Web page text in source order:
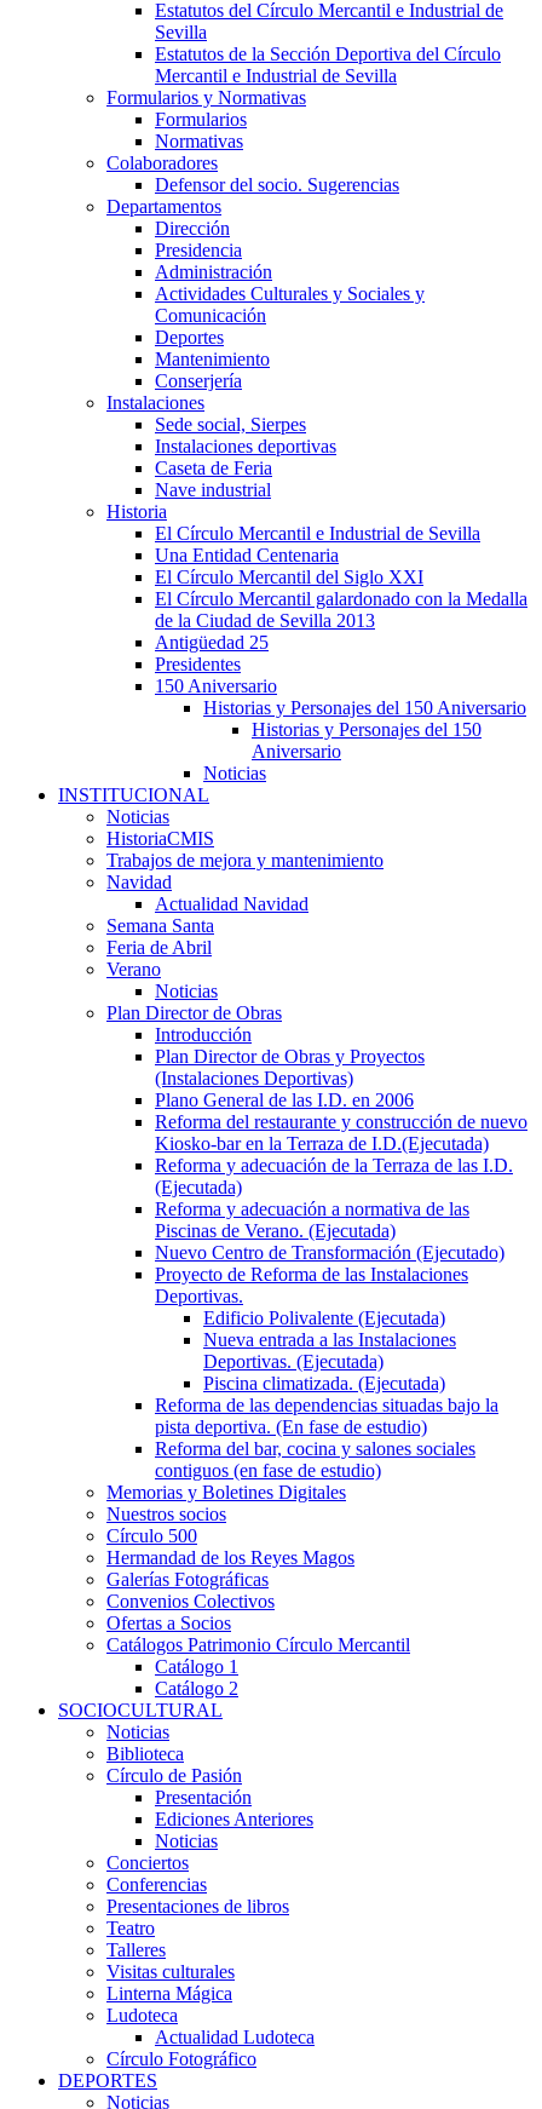
Estatutos del Círculo Mercantil e Industrial de
Sevilla
Estatutos de la Sección Deportiva del Círculo
Mercantil e Industrial de Sevilla
Formularios y Normativas
Formularios
Normativas
Colaboradores
Defensor del socio. Sugerencias
Departamentos
Dirección
Presidencia
Administración
Actividades Culturales y Sociales y
Comunicación
Deportes
Mantenimiento
Conserjería
Instalaciones
Sede social, Sierpes
Instalaciones deportivas
Caseta de Feria
Nave industrial
Historia
El Círculo Mercantil e Industrial de Sevilla
Una Entidad Centenaria
El Círculo Mercantil del Siglo XXI
El Círculo Mercantil galardonado con la Medalla
de la Ciudad de Sevilla 2013
Antigüedad 25
Presidentes
150 Aniversario
Historias y Personajes del 150 Aniversario
Historias y Personajes del 150
Aniversario
Noticias
INSTITUCIONAL
Noticias
HistoriaCMIS
Trabajos de mejora y mantenimiento
Navidad
Actualidad Navidad
Semana Santa
Feria de Abril
Verano
Noticias
Plan Director de Obras
Introducción
Plan Director de Obras y Proyectos
(Instalaciones Deportivas)
Plano General de las I.D. en 2006
Reforma del restaurante y construcción de nuevo
Kiosko-bar en la Terraza de I.D.(Ejecutada)
Reforma y adecuación de la Terraza de las I.D.
(Ejecutada)
Reforma y adecuación a normativa de las
Piscinas de Verano. (Ejecutada)
Nuevo Centro de Transformación (Ejecutado)
Proyecto de Reforma de las Instalaciones
Deportivas.
Edificio Polivalente (Ejecutada)
Nueva entrada a las Instalaciones
Deportivas. (Ejecutada)
Piscina climatizada. (Ejecutada)
Reforma de las dependencias situadas bajo la
pista deportiva. (En fase de estudio)
Reforma del bar, cocina y salones sociales
contiguos (en fase de estudio)
Memorias y Boletines Digitales
Nuestros socios
Círculo 500
Hermandad de los Reyes Magos
Galerías Fotográficas
Convenios Colectivos
Ofertas a Socios
Catálogos Patrimonio Círculo Mercantil
Catálogo 1
Catálogo 2
SOCIOCULTURAL
Noticias
Biblioteca
Círculo de Pasión
Presentación
Ediciones Anteriores
Noticias
Conciertos
Conferencias
Presentaciones de libros
Teatro
Talleres
Visitas culturales
Linterna Mágica
Ludoteca
Actualidad Ludoteca
Círculo Fotográfico
DEPORTES
Noticias